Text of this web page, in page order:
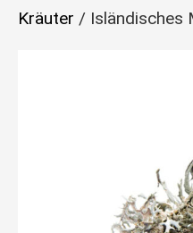
Kräuter / Isländisches